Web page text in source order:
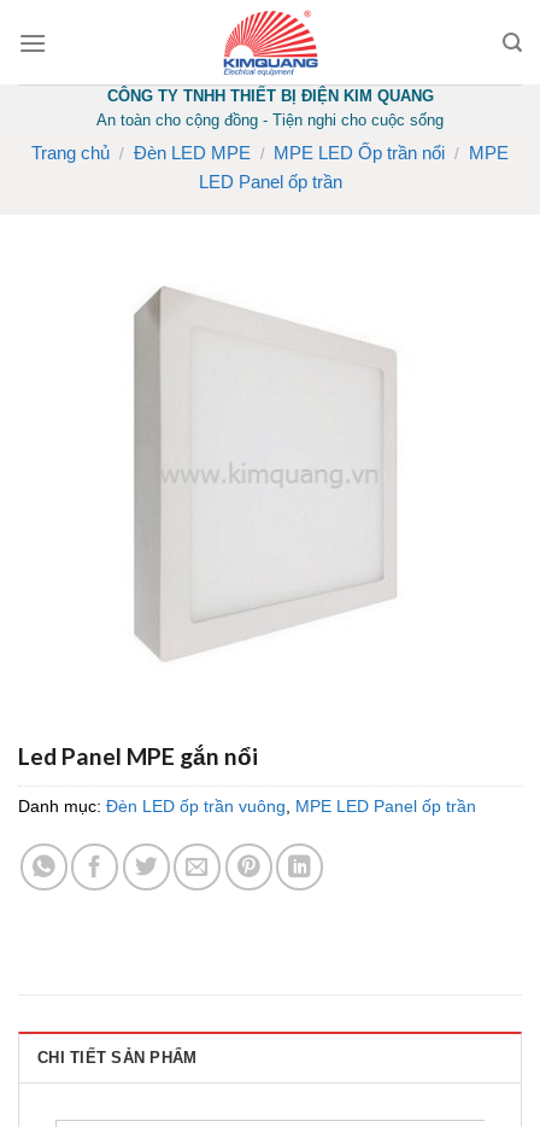
CÔNG TY TNHH THIẾT BỊ ĐIỆN KIM QUANG
An toàn cho cộng đồng - Tiện nghi cho cuộc sống
Trang chủ / Đèn LED MPE / MPE LED Ốp trần nổi / MPE
LED Panel ốp trần
Led Panel MPE gắn nổi
Danh mục: Đèn LED ốp trần vuông MPE LED Panel ốp trần
CHI TIẾT SẢN PHẨM